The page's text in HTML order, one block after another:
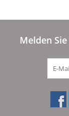
Melden